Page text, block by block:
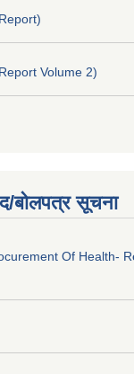
Volume 2)
बोलपत्र सूचना
Of Health-